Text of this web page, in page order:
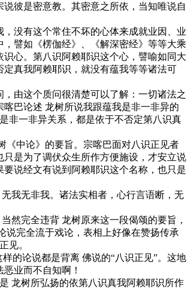
彼是密意教。其密意之所依，当知唯说自
没有这个常住不坏的心体来成就业因、业
譬如《楞伽经》、《解深密经》等等大乘
心。第八识阿赖耶识这个心，譬喻如同大
真我阿赖耶识，就没有蕴我等等诸法可
由这个质问很清楚可以了解：一切诸法之
巴论述 龙树所说我跟蕴我是非一非异的
非一非异关系，都是依于不否定第八识真
中论》的要旨。宗喀巴面对八识正见者
是为了调伏众生所作方便施设，才安立说
说经文有说到阿赖耶识这个名称，也只是
我无非我。诸法实相者，心行言语断，无
完全违背 龙树原来这一段偈颂的要旨，
说完全流于戏论，表相上好像在赞扬传承
见。
的论说都是背离 佛说的“八识正见”。这地
业而不自知啊！
龙树所弘扬的依第八识真我阿赖耶识所作